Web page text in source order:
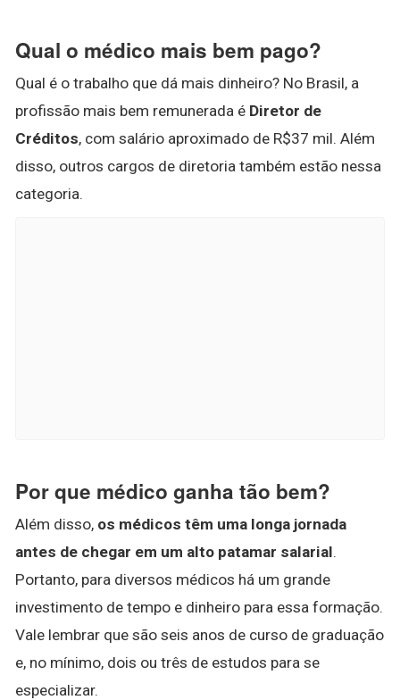
Qual o médico mais bem pago?
Qual é o trabalho que dá mais dinheiro? No Brasil, a
profissão mais bem remunerada é Diretor de
Créditos, com salário aproximado de R$37 mil. Além
disso, outros cargos de diretoria também estão nessa
categoria.
Por que médico ganha tão bem?
Além disso, os médicos têm uma longa jornada
antes de chegar em um alto patamar salarial.
Portanto, para diversos médicos há um grande
investimento de tempo e dinheiro para essa formação.
Vale lembrar que são seis anos de curso de graduação
e, no mínimo, dois ou três de estudos para se
especializar.